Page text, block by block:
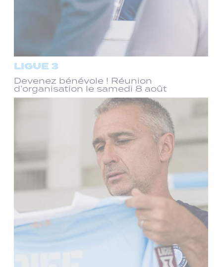
LIGUE 3
Devenez bénévole ! Réunion
d’organisation le samedi 8 août